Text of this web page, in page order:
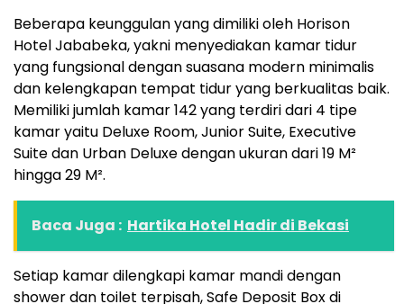
Beberapa keunggulan yang dimiliki oleh Horison
Hotel Jababeka, yakni menyediakan kamar tidur
yang fungsional dengan suasana modern minimalis
dan kelengkapan tempat tidur yang berkualitas baik.
Memiliki jumlah kamar 142 yang terdiri dari 4 tipe
kamar yaitu Deluxe Room, Junior Suite, Executive
Suite dan Urban Deluxe dengan ukuran dari 19 M²
hingga 29 M².
Baca Juga : Hartika Hotel Hadir di Bekasi
Setiap kamar dilengkapi kamar mandi dengan
shower dan toilet terpisah, Safe Deposit Box di